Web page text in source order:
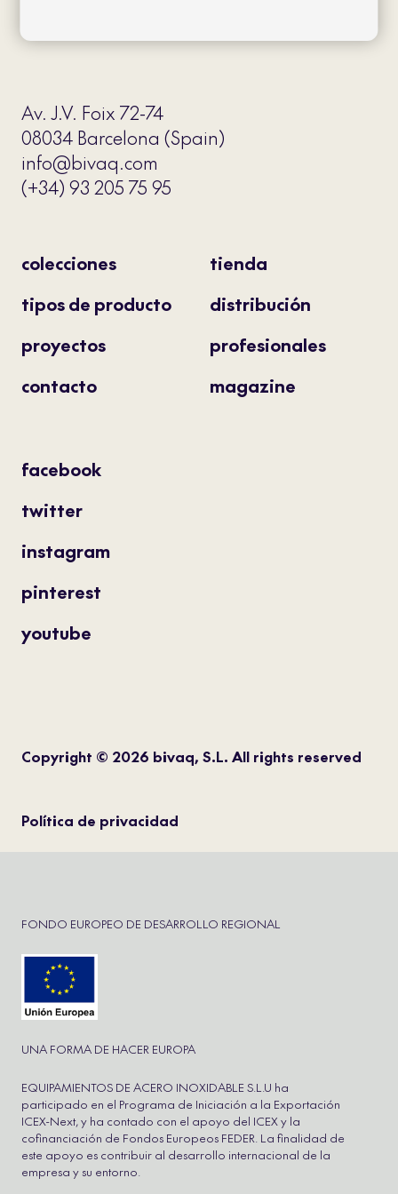
Av. J.V. Foix 72-74
08034 Barcelona (Spain)
info@bivaq.com
(+34) 93 205 75 95
colecciones
tipos de producto
proyectos
contacto
tienda
distribución
profesionales
magazine
facebook
twitter
instagram
pinterest
youtube
Copyright © 2026 bivaq, S.L. All rights reserved
Política de privacidad
FONDO EUROPEO DE DESARROLLO REGIONAL
UNA FORMA DE HACER EUROPA
EQUIPAMIENTOS DE ACERO INOXIDABLE S.L.U ha
participado en el Programa de Iniciación a la Exportación
ICEX-Next, y ha contado con el apoyo del ICEX y la
cofinanciación de Fondos Europeos FEDER. La finalidad de
este apoyo es contribuir al desarrollo internacional de la
empresa y su entorno.